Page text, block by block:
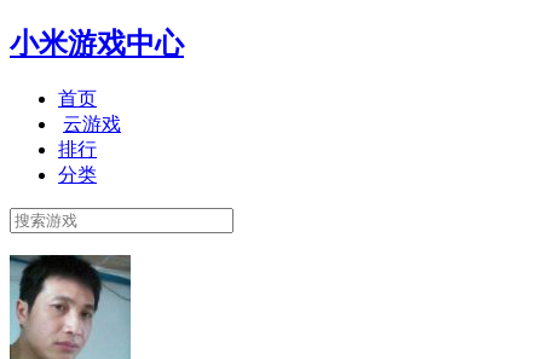
小米游戏中心
首页
云游戏
排行
分类